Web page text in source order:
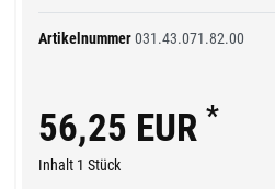
Artikelnummer031.43.071.82.00
56,25 EUR *
Inhalt 1 Stück